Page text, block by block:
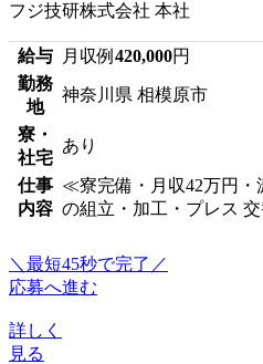
フジ技研株式会社 本社
給与 月収例 420,000円
勤務
地
神奈川県 相模原市
寮・
社宅
あり
仕事
内容
≪寮完備・月収42万円
の組立・加工・プレス 交
＼最短45秒で完了／
応募へ進む
詳しく
見る